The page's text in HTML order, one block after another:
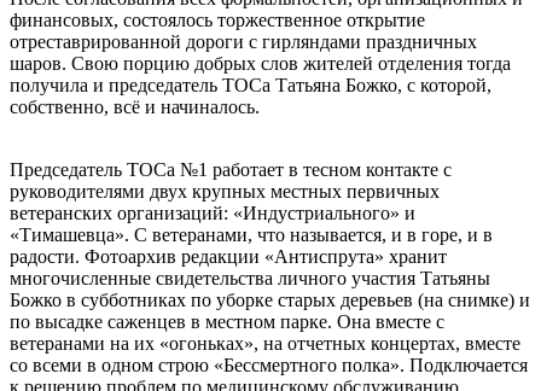
финансовых, состоялось торжественное открытие
отреставрированной дороги с гирляндами праздничных
шаров. Свою порцию добрых слов жителей отделения тогда
получила и председатель ТОСа Татьяна Божко, с которой,
собственно, всё и начиналось.
Председатель ТОСа №1 работает в тесном контакте с
руководителями двух крупных местных первичных
ветеранских организаций: «Индустриального» и
«Тимашевца». С ветеранами, что называется, и в горе, и в
радости. Фотоархив редакции «Антиспрута» хранит
многочисленные свидетельства личного участия Татьяны
Божко в субботниках по уборке старых деревьев (на снимке) и
по высадке саженцев в местном парке. Она вместе с
ветеранами на их «огоньках», на отчетных концертах, вместе
со всеми в одном строю «Бессмертного полка». Подключается
к решению проблем по медицинскому обслуживанию.